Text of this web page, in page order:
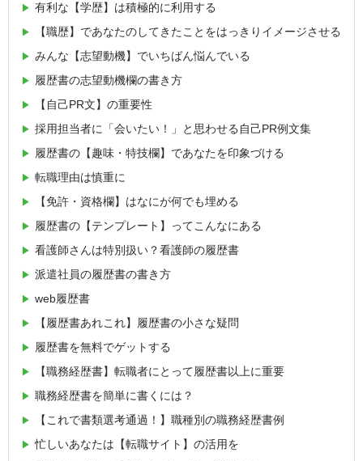
有利な【学歴】は積極的に利用する
【職歴】であなたのしてきたことをはっきりイメージさせる
みんな【志望動機】でいちばん悩んでいる
履歴書の志望動機欄の書き方
【自己PR文】の重要性
採用担当者に「会いたい！」と思わせる自己PR例文集
履歴書の【趣味・特技欄】であなたを印象づける
転職理由は慎重に
【免許・資格欄】はなにが何でも埋める
履歴書の【テンプレート】ってこんなにある
看護師さんは特別扱い？看護師の履歴書
派遣社員の履歴書の書き方
web履歴書
【履歴書あれこれ】履歴書の小さな疑問
履歴書を無料でゲットする
【職務経歴書】転職者にとって履歴書以上に重要
職務経歴書を簡単に書くには？
【これで書類選考通過！】職種別の職務経歴書例
忙しいあなたは【転職サイト】の活用を